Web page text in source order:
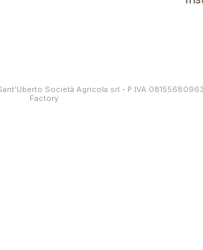
Società Agricola srl - P.IVA 08155680963
Factory